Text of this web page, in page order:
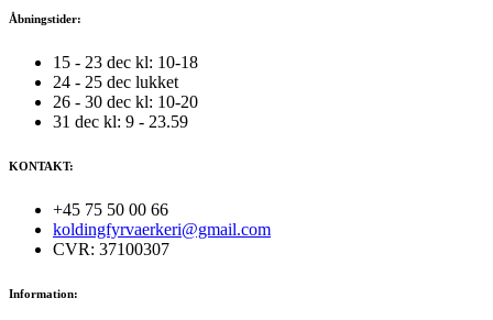
Åbningstider:
15 - 23 dec kl: 10-18
24 - 25 dec lukket
26 - 30 dec kl: 10-20
31 dec kl: 9 - 23.59
KONTAKT:
+45 75 50 00 66
koldingfyrvaerkeri@gmail.com
CVR: 37100307
Information: